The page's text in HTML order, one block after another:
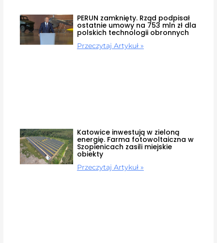
PERUN zamknięty. Rząd podpisał
ostatnie umowy na 753 mln zł dla
polskich technologii obronnych
Przeczytaj Artykuł »
Katowice inwestują w zieloną
energię. Farma fotowoltaiczna w
Szopienicach zasili miejskie
obiekty
Przeczytaj Artykuł »